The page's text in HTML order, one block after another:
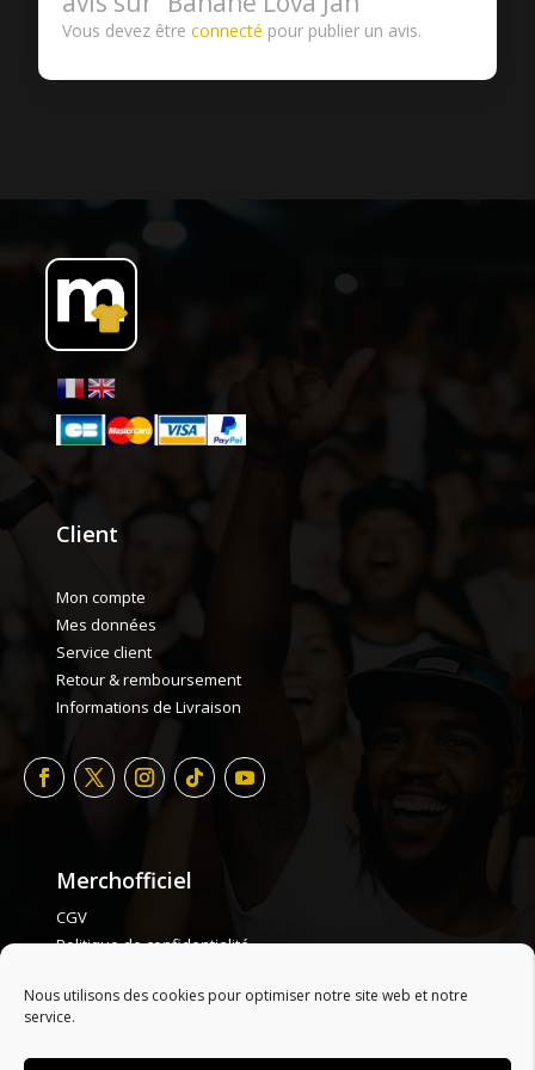
Nous utilisons des cookies pour optimiser notre site web et notre
service.
Vous devez êtreconnecté pour publier un avis.
Client
Mon compte
Mes données
Service client
Retour & remboursement
Informations de Livraison
Merchofficiel
CGV
Politique de confidentialité
Plan de site